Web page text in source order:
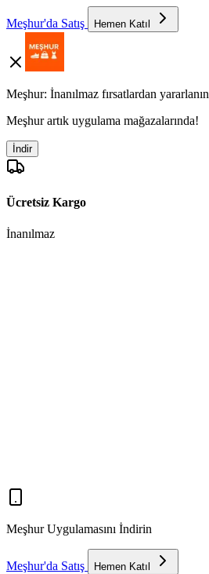
Meşhur'da Satış Hemen Katıl
Meşhur: İnanılmaz fırsatlardan yararlanın
Meşhur artık uygulama mağazalarında!
İndir
Ücretsiz Kargo
İnanılmaz
Meşhur Uygulamasını İndirin
Meşhur'da Satış Hemen Katıl